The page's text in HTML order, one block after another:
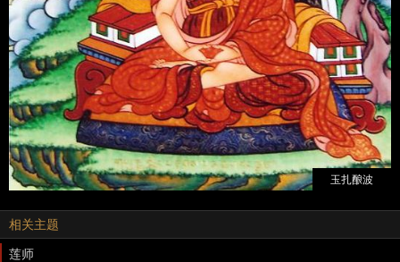
玉扎酿波
相关主题
莲师